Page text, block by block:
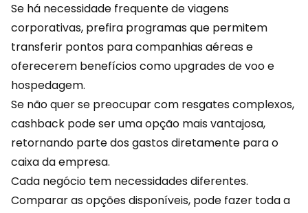
Se há necessidade frequente de viagens
corporativas, prefira programas que permitem
transferir pontos para companhias aéreas e
oferecerem benefícios como upgrades de voo e
hospedagem.
Se não quer se preocupar com resgates complexos,
cashback pode ser uma opção mais vantajosa,
retornando parte dos gastos diretamente para o
caixa da empresa.
Cada negócio tem necessidades diferentes.
Comparar as opções disponíveis, pode fazer toda a